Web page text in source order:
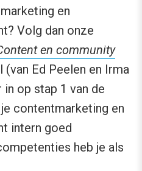
en
Volg dan onze
en community
(van Ed Peelen en Irma
op stap 1 van de
contentmarketing en
intern goed
heb je als